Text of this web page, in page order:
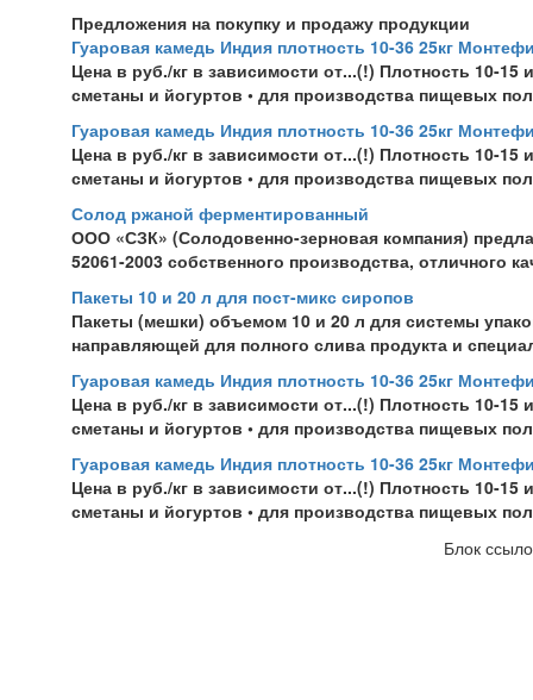
Предложения на покупку и продажу продукции
Гуаровая камедь Индия плотность 10-36 25кг
Цена в руб./кг в зависимости от...(!) Плотность 10-15
сметаны и йогуртов • для производства пищевых
Гуаровая камедь Индия плотность 10-36 25кг
Цена в руб./кг в зависимости от...(!) Плотность 10-15
сметаны и йогуртов • для производства пищевых
Солод ржаной ферментированный
ООО «СЗК» (Солодовенно-зерновая компания)
52061-2003 собственного производства, отличного
Пакеты 10 и 20 л для пост-микс сиропов
Пакеты (мешки) объемом 10 и 20 л для системы
направляющей для полного слива продукта и
Гуаровая камедь Индия плотность 10-36 25кг
Цена в руб./кг в зависимости от...(!) Плотность 10-15
сметаны и йогуртов • для производства пищевых
Гуаровая камедь Индия плотность 10-36 25кг
Цена в руб./кг в зависимости от...(!) Плотность 10-15
сметаны и йогуртов • для производства пищевых
Блок